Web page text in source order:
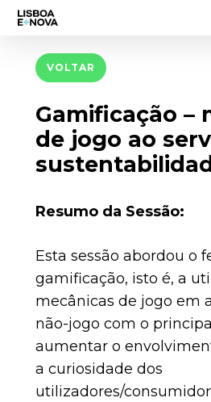
Skip
content
VOLTAR
Gamificação –
de jogo ao
Resumo da Sessão:
Esta sessão abordou o
gamificação, isto é, a
mecânicas de jogo em
não-jogo com o
aumentar o
a curiosidade dos
utilizadores/